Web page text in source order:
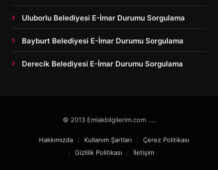
Uluborlu Belediyesi E-İmar Durumu Sorgulama
Bayburt Belediyesi E-İmar Durumu Sorgulama
Derecik Belediyesi E-İmar Durumu Sorgulama
© 2013 Emlakbilgilerim.com ....
Hakkımızda Kullanım Şartları
Çerez Politikası
Gizlilik Politikası
İletişim